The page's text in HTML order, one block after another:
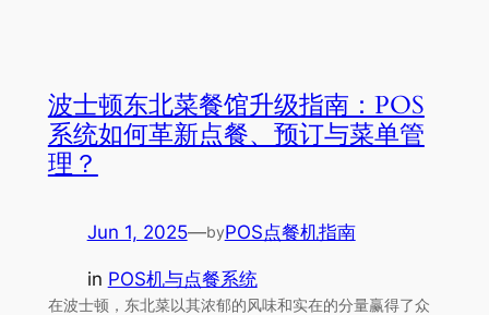
波士顿东北菜餐馆升级指南：POS
系统如何革新点餐、预订与菜单管
理？
Jun 1, 2025—byPOS点餐机指南
in POS机与点餐系统
在波士顿，东北菜以其浓郁的风味和实在的分量赢得了众